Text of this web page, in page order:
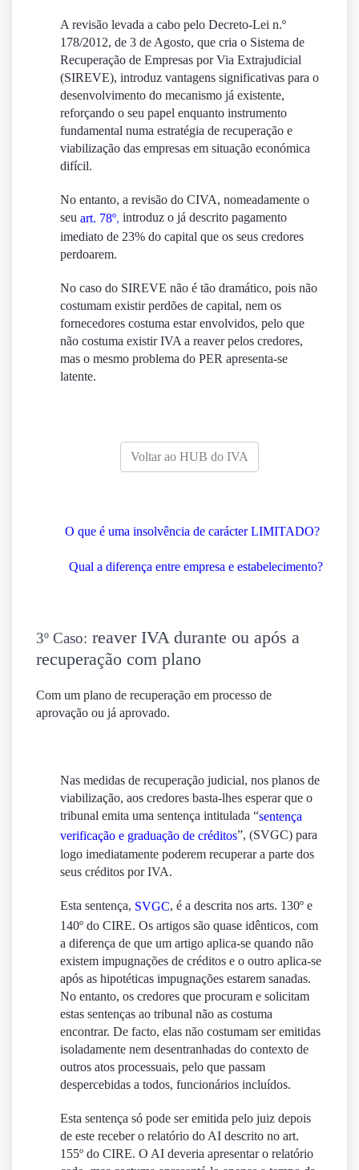
A revisão levada a cabo pelo Decreto-Lei n.º
178/2012, de 3 de Agosto, que cria o Sistema de
Recuperação de Empresas por Via Extrajudicial
(SIREVE), introduz vantagens significativas para o
desenvolvimento do mecanismo já existente,
reforçando o seu papel enquanto instrumento
fundamental numa estratégia de recuperação e
viabilização das empresas em situação económica
difícil.
No entanto, a revisão do CIVA, nomeadamente o
seu art. 78º, introduz o já descrito pagamento
imediato de 23% do capital que os seus credores
perdoarem.
No caso do SIREVE não é tão dramático, pois não
costumam existir perdões de capital, nem os
fornecedores costuma estar envolvidos, pelo que
não costuma existir IVA a reaver pelos credores,
mas o mesmo problema do PER apresenta-se
latente.
Voltar ao HUB do IVA
O que é uma insolvência de carácter LIMITADO?
Qual a diferença entre empresa e estabelecimento?
3º Caso: reaver IVA durante ou após a
recuperação com plano
Com um plano de recuperação em processo de
aprovação ou já aprovado.
Nas medidas de recuperação judicial, nos planos de
viabilização, aos credores basta-lhes esperar que o
tribunal emita uma sentença intitulada “sentença
verificação e graduação de créditos”, (SVGC) para
logo imediatamente poderem recuperar a parte dos
seus créditos por IVA.
Esta sentença, SVGC, é a descrita nos arts. 130º e
140º do CIRE. Os artigos são quase idênticos, com
a diferença de que um artigo aplica-se quando não
existem impugnações de créditos e o outro aplica-se
após as hipotéticas impugnações estarem sanadas.
No entanto, os credores que procuram e solicitam
estas sentenças ao tribunal não as costuma
encontrar. De facto, elas não costumam ser emitidas
isoladamente nem desentranhadas do contexto de
outros atos processuais, pelo que passam
despercebidas a todos, funcionários incluídos.
Esta sentença só pode ser emitida pelo juiz depois
de este receber o relatório do AI descrito no art.
155º do CIRE. O AI deveria apresentar o relatório